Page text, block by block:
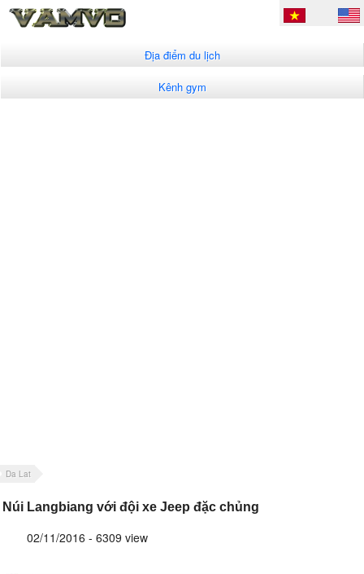
Địa điểm du lịch
Kênh gym
Da Lat
Núi Langbiang với đội xe Jeep đặc chủng
02/11/2016 - 6309 view